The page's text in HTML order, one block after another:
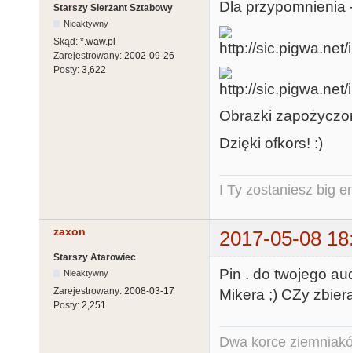
Starszy Sierżant Sztabowy
Nieaktywny
Skąd: *.waw.pl
Zarejestrowany: 2002-09-26
Posty: 3,622
Dla przypomnienia
Obrazki
Dzięki ofkors! :)
I Ty zostaniesz big
zaxon 2017-05-08
Starszy Atarowiec
Nieaktywny
Zarejestrowany: 2008-03-17
Posty: 2,251
Pin . do twojego
Mikera ;) CZy
Dwa korce